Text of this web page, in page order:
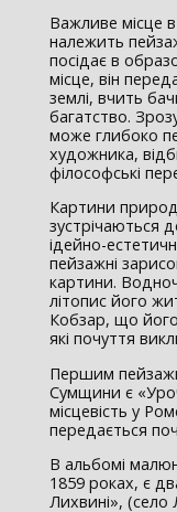
Важливе місце
належить
посідає в
місце, він
землі, вчить
багатство.
може глибоко
художника,
філософські
Картини
зустрічаються
ідейно-
пейзажні
картини.
літопис його
Кобзар, що
які почуття
Першим
Сумщини є
місцевість у
передається
В альбомі
1859 роках, є
Лихвині»,